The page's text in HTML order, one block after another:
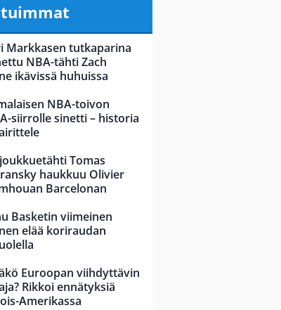
Markkasen tutkaparina
NBA-tähti Zach
ikävissä huhuissa
NBA-toivon
siirrolle sinetti – historia
Tomas
haukkuu Olivier
Barcelonan
Basketin viimeinen
elää koriraudan
Euroopan viihdyttävin
Rikkoi ennätyksiä
Amerikassa